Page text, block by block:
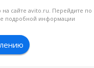
сайте avito.ru. Перейдите по
подробной информации